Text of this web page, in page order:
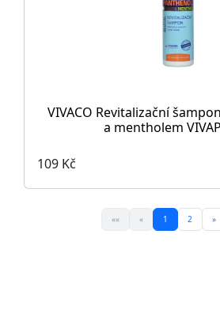
VIVACO Revitalizační
a mentholem
109 Kč
«« « 1 2 »